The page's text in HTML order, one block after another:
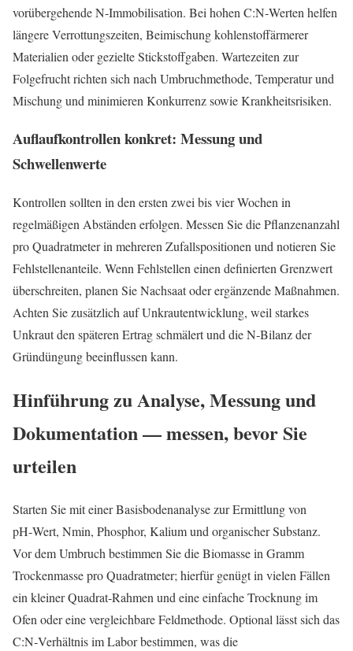
vorübergehende N‑Immobilisation. Bei hohen C:N‑Werten helfen
längere Verrottungszeiten, Beimischung kohlenstoffärmerer
Materialien oder gezielte Stickstoffgaben. Wartezeiten zur
Folgefrucht richten sich nach Umbruchmethode, Temperatur und
Mischung und minimieren Konkurrenz sowie Krankheitsrisiken.
Auflaufkontrollen konkret: Messung und
Schwellenwerte
Kontrollen sollten in den ersten zwei bis vier Wochen in
regelmäßigen Abständen erfolgen. Messen Sie die Pflanzenanzahl
pro Quadratmeter in mehreren Zufallspositionen und notieren Sie
Fehlstellenanteile. Wenn Fehlstellen einen definierten Grenzwert
überschreiten, planen Sie Nachsaat oder ergänzende Maßnahmen.
Achten Sie zusätzlich auf Unkrautentwicklung, weil starkes
Unkraut den späteren Ertrag schmälert und die N‑Bilanz der
Gründüngung beeinflussen kann.
Hinführung zu Analyse, Messung und
Dokumentation — messen, bevor Sie
urteilen
Starten Sie mit einer Basisbodenanalyse zur Ermittlung von
pH‑Wert, Nmin, Phosphor, Kalium und organischer Substanz.
Vor dem Umbruch bestimmen Sie die Biomasse in Gramm
Trockenmasse pro Quadratmeter; hierfür genügt in vielen Fällen
ein kleiner Quadrat‑Rahmen und eine einfache Trocknung im
Ofen oder eine vergleichbare Feldmethode. Optional lässt sich das
C:N‑Verhältnis im Labor bestimmen, was die